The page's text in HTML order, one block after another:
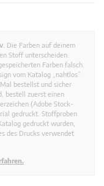
Die Farben auf deinem
Stoff unterscheiden.
Farben falsch.
vom Katalog „nahtlos”
bestellst und sicher
bestell zuerst einen
(Adobe Stock-
gedruckt. Stoffproben
gedruckt wurden,
des Drucks verwendet